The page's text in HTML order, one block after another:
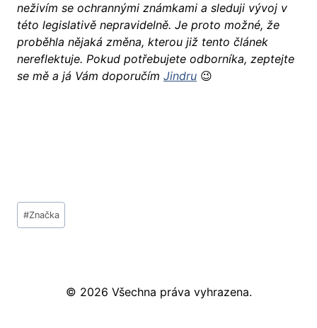
neživím se ochrannými známkami a sleduji vývoj v
této legislativě nepravidelně. Je proto možné, že
proběhla nějaká změna, kterou již tento článek
nereflektuje. Pokud potřebujete odborníka, zeptejte
se mě a já Vám doporučím Jindru 😉
Štítky
příspěvků:
#Značka
© 2026 Všechna práva vyhrazena.